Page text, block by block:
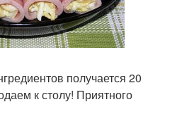
получается 20
к столу! Приятного